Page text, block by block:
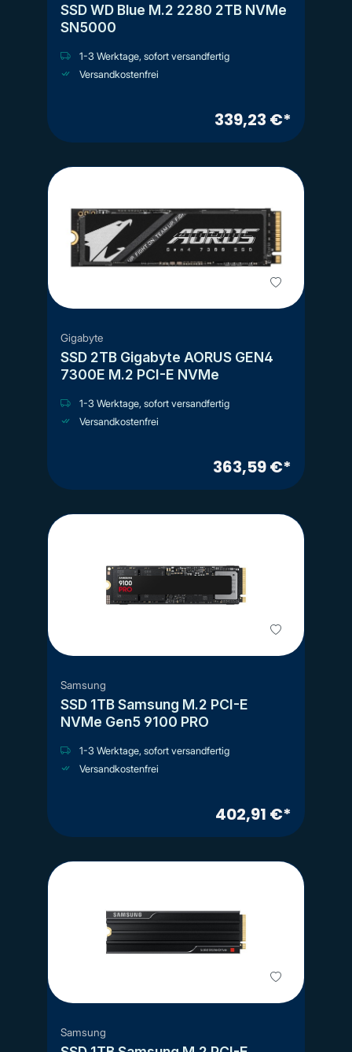
SSD WD Blue M.2 2280 2TB NVMe
SN5000
1-3 Werktage, sofort versandfertig
Versandkostenfrei
339,23 €*
Gigabyte
SSD 2TB Gigabyte AORUS GEN4
7300E M.2 PCI-E NVMe
1-3 Werktage, sofort versandfertig
Versandkostenfrei
363,59 €*
Samsung
SSD 1TB Samsung M.2 PCI-E
NVMe Gen5 9100 PRO
1-3 Werktage, sofort versandfertig
Versandkostenfrei
402,91 €*
Samsung